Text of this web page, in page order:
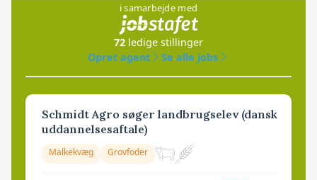
i samarbejde med
72 ledige stillinger
Opret agent
Se alle jobs
Schmidt Agro søger landbrugselev (dansk
uddannelsesaftale)
Malkekvæg Grovfoder